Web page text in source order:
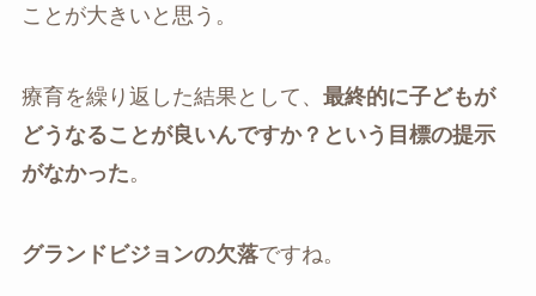
ことが大きいと思う。
療育を繰り返した結果として、 最終的に子どもが
どうなることが良いんですか？という目標の提示
がなかった。
グランドビジョンの欠落ですね。